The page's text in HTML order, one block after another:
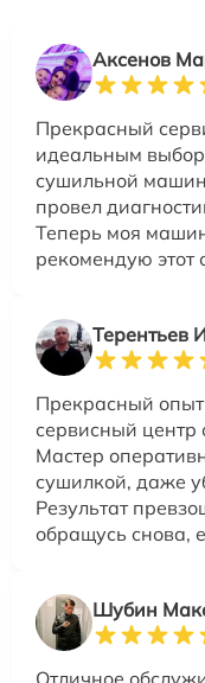
Аксенов
Прекрасный
идеальным
сушильной
провел
Теперь моя
рекомендую этот
Терентьев
Прекрасный
сервисный центр
Мастер
сушилкой, даже
Результат
обращусь снова,
Шубин
Отличное